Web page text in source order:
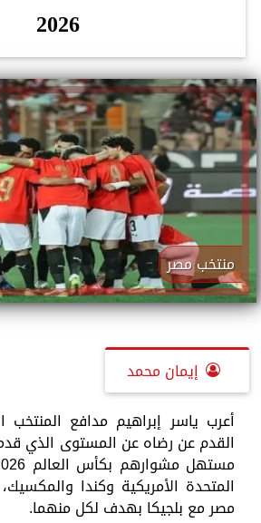
2026
منتخب مصر
إيمان محمد
أعرب ياسر إبراهيم مدافع المنتخب
القدم عن رضاه عن المستوى الذي
المتحدة الأمريكية وكندا
مصر مع بلجيكا بهدف لكل منهما.